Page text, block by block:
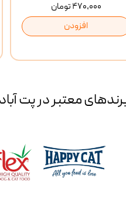
۴۷۰,۰۰۰ تومان
افزودن
معتبر در پت آباد